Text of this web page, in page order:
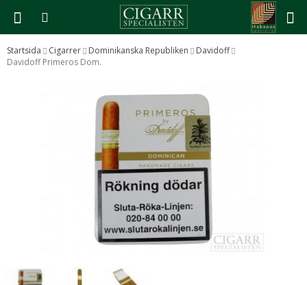
Produkten har blivit tillagd i varukorgen
Startsida Cigarrer Dominikanska Republiken
Davidoff
Davidoff Primeros Dom.